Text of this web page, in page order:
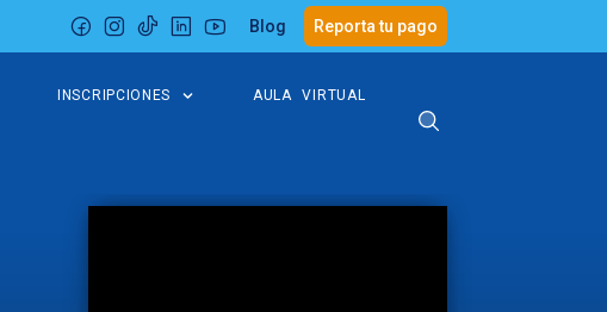
Blog Reporta tu pago
INSCRIPCIONES AULA VIRTUAL